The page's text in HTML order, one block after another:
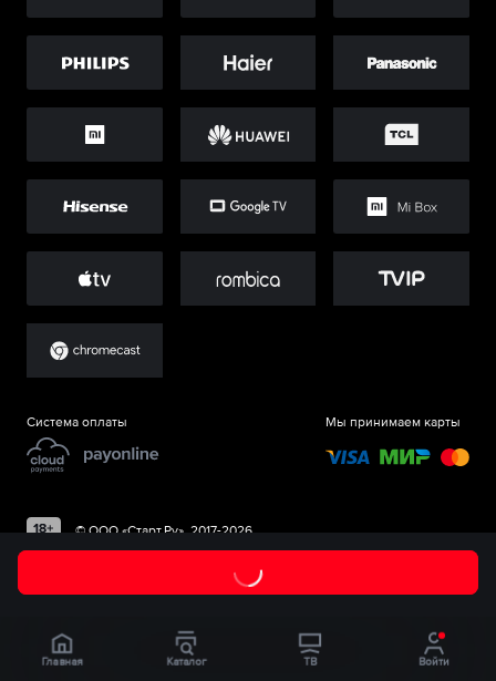
Система оплаты Мы принимаем карты
©ООО «Старт.Ру», 2017-2026
Главная Каталог ТВ Войти